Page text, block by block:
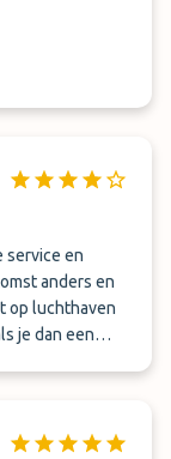
service en
anders en
je dan een